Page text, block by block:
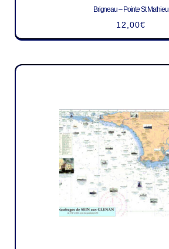
Brigneau – Pointe St Mathieu
12,00€